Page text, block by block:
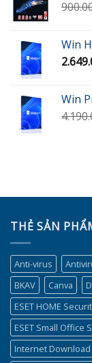
Win
Win
THẺ SẢN
Anti-virus
BKAV
Canva
ESET HOME
ESET Small Office
Internet